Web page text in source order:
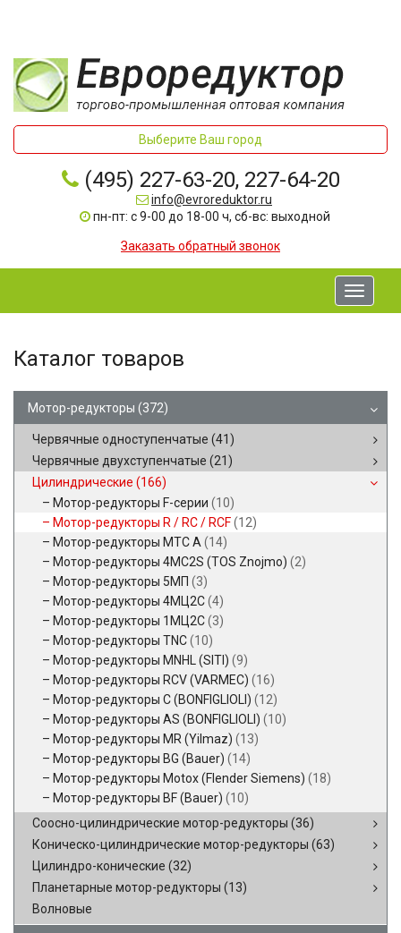
Выберите Ваш город
(495) 227-63-20, 227-64-20
info@evroreduktor.ru
пн-пт: с 9-00 до 18-00 ч, сб-вс: выходной
Заказать обратный звонок
Toggle
Каталог товаров
Мотор-редукторы (372)
Червячные одноступенчатые (41)
Червячные двухступенчатые (21)
Цилиндрические (166)
Мотор-редукторы F-серии (10)
Мотор-редукторы R / RC / RCF(12)
Мотор-редукторы MTC A (14)
Мотор-редукторы 4MC2S (TOS Znojmo) (2)
Мотор-редукторы 5МП (3)
Мотор-редукторы 4МЦ2С(4)
Мотор-редукторы 1МЦ2С(3)
Мотор-редукторы TNC(10)
Мотор-редукторы MNHL (SITI) (9)
Мотор-редукторы RCV (VARMEC) (16)
Мотор-редукторы C (BONFIGLIOLI) (12)
Мотор-редукторы AS (BONFIGLIOLI) (10)
Мотор-редукторы MR (Yilmaz) (13)
Мотор-редукторы BG (Bauer) (14)
Мотор-редукторы Motox (Flender Siemens) (18)
Мотор-редукторы BF (Bauer) (10)
Соосно-цилиндрические мотор-редукторы (36)
Коническо-цилиндрические мотор-редукторы (63)
Цилиндро-конические (32)
Планетарные мотор-редукторы (13)
Волновые